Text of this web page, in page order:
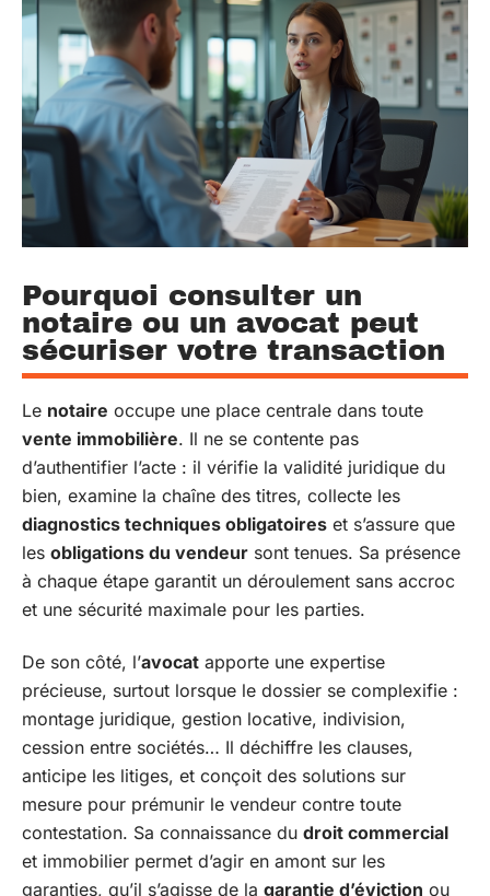
Pourquoi consulter un
notaire ou un avocat peut
sécuriser votre transaction
Le notaire occupe une place centrale dans toute
vente immobilière. Il ne se contente pas
d’authentifier l’acte : il vérifie la validité juridique du
bien, examine la chaîne des titres, collecte les
diagnostics techniques obligatoires et s’assure que
les obligations du vendeur sont tenues. Sa présence
à chaque étape garantit un déroulement sans accroc
et une sécurité maximale pour les parties.
De son côté, l’avocat apporte une expertise
précieuse, surtout lorsque le dossier se complexifie :
montage juridique, gestion locative, indivision,
cession entre sociétés… Il déchiffre les clauses,
anticipe les litiges, et conçoit des solutions sur
mesure pour prémunir le vendeur contre toute
contestation. Sa connaissance du droit commercial
et immobilier permet d’agir en amont sur les
garanties, qu’il s’agisse de la garantie d’éviction ou